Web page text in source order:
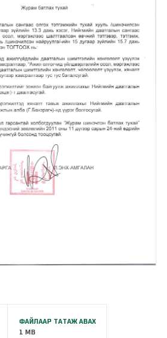
ФАЙЛААР ТАТАЖ АВАХ
1 MB